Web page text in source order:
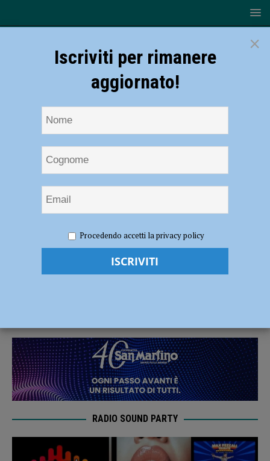
67 salvato dal defibrillatore dopo la partita a calcetto
Besenzone, 67 salvato dal defibrillatore
RADIO SOUND PARTY
×
Iscriviti per rimanere
aggiornato!
Procedendo accetti la privacy policy